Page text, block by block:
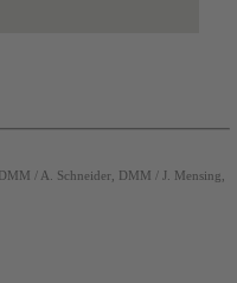
DMM / A. Schneider, DMM / J. Mensing,